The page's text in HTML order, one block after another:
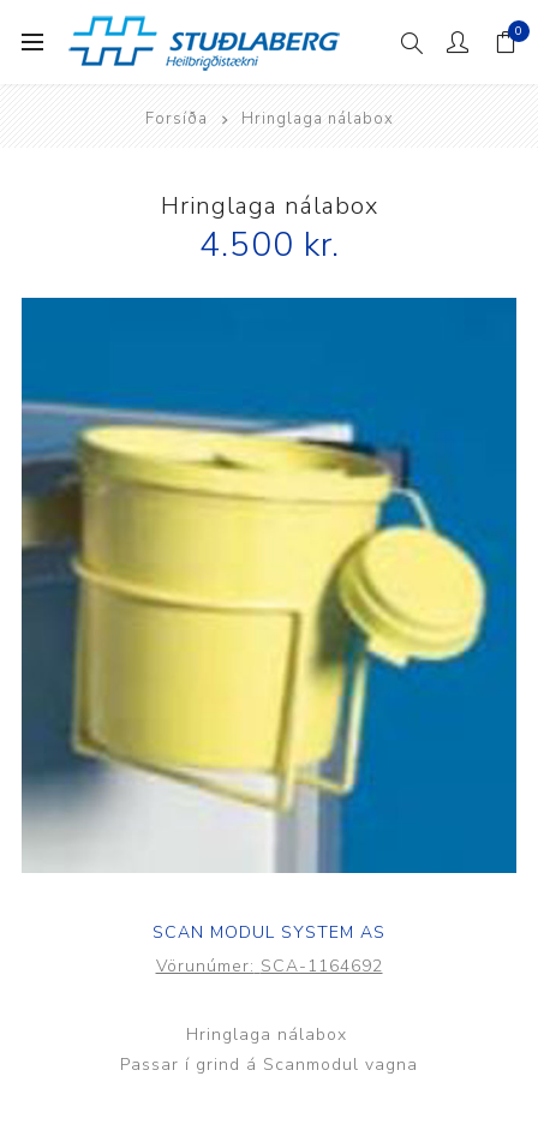
0
Forsíða Hringlaga nálabox
Hringlaga nálabox
4.500 kr.
SCAN MODUL SYSTEM AS
Vörunúmer: SCA-1164692
Hringlaga nálabox
Passar í grind á Scanmodul vagna